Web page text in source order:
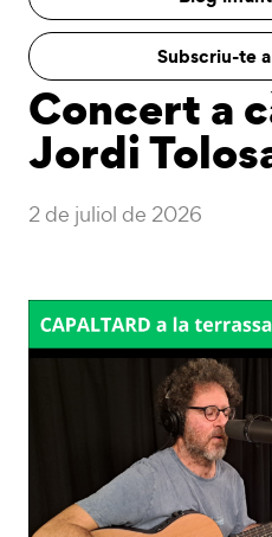
Subscriu-te
Concert a
Jordi
2 de juliol de 2026